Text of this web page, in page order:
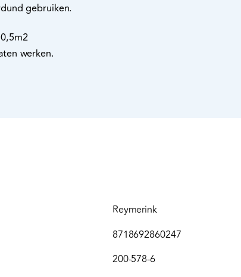
gebruiken.
werken.
Reymerink
8718692860247
200-578-6